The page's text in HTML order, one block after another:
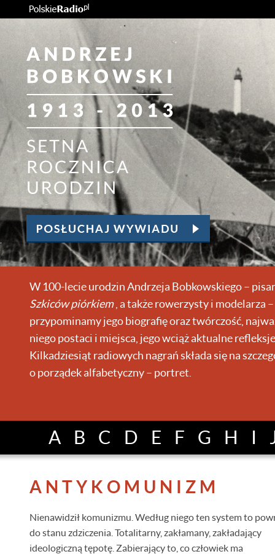
W 100-lecie urodzin Andrzeja Bobkowskiego –
Szkiców piórkiem , a także rowerzysty i modelarza –
przypominamy jego biografię oraz twórczość,
niego postaci i miejsca, jego wciąż aktualne
Kilkadziesiąt radiowych nagrań składa się na
o porządek alfabetyczny – portret.
A B C D E F G H I
ANTYKOMUNIZM
Nienawidził komunizmu. Według niego ten system to
do stanu zdziczenia. Totalitarny, zakłamany, zakładający
ideologiczną tępotę. Zabierający to, co człowiek ma